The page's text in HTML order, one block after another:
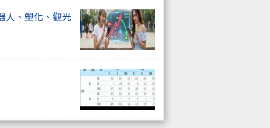
人、塑化、觀光